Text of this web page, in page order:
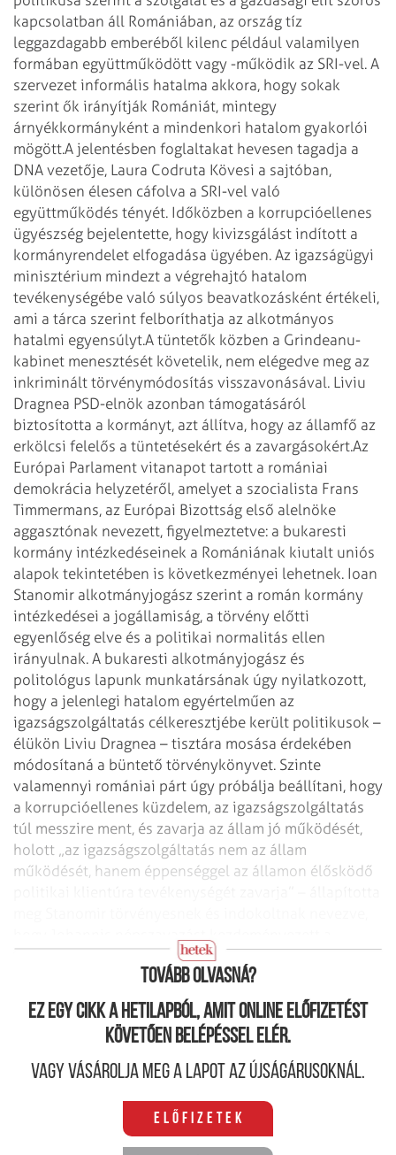
kapcsolatban áll Romániában, az ország tíz
leggazdagabb emberéből kilenc például valamilyen
formában együttműködött vagy -működik az SRI-vel. A
szervezet informális hatalma akkora, hogy sokak
szerint ők irányítják Romániát, mintegy
árnyékkormányként a mindenkori hatalom gyakorlói
mögött.A jelentésben foglaltakat hevesen tagadja a
DNA vezetője, Laura Codruta Kövesi a sajtóban,
különösen élesen cáfolva a SRI-vel való
együttműködés tényét. Időközben a korrupcióellenes
ügyészség bejelentette, hogy kivizsgálást indított a
kormányrendelet elfogadása ügyében. Az igazságügyi
minisztérium mindezt a végrehajtó hatalom
tevékenységébe való súlyos beavatkozásként értékeli,
ami a tárca szerint felboríthatja az alkotmányos
hatalmi egyensúlyt.A tüntetők közben a Grindeanu-
kabinet menesztését követelik, nem elégedve meg az
inkriminált törvénymódosítás visszavonásával. Liviu
Dragnea PSD-elnök azonban támogatásáról
biztosította a kormányt, azt állítva, hogy az államfő az
erkölcsi felelős a tüntetésekért és a zavargásokért.Az
Európai Parlament vitanapot tartott a romániai
demokrácia helyzetéről, amelyet a szocialista Frans
Timmermans, az Európai Bizottság első alelnöke
aggasztónak nevezett, figyelmeztetve: a bukaresti
kormány intézkedéseinek a Romániának kiutalt uniós
alapok tekintetében is következményei lehetnek. Ioan
Stanomir alkotmányjogász szerint a román kormány
intézkedései a jogállamiság, a törvény előtti
egyenlőség elve és a politikai normalitás ellen
irányulnak. A bukaresti alkotmányjogász és
politológus lapunk munkatársának úgy nyilatkozott,
hogy a jelenlegi hatalom egyértelműen az
igazságszolgáltatás célkeresztjébe került politikusok –
élükön Liviu Dragnea – tisztára mosása érdekében
módosítaná a büntető törvénykönyvet. Szinte
valamennyi romániai párt úgy próbálja beállítani, hogy
a korrupcióellenes küzdelem, az igazságszolgáltatás
túl messzire ment, és zavarja az állam jó működését,
holott „az igazságszolgáltatás nem az állam
működését, hanem éppenséggel az államon élősködő
korrupcióellenes küzdelemről.
Tovább olvasná?
Ez egy cikk a hetilapból, amit online előfizetést
követően belépéssel elér.
Vagy vásárolja meg a lapot az újságárusoknál.
Előfizetek